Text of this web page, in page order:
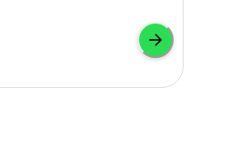
les bilans auditifs sont
des adultes pensent